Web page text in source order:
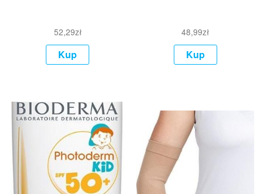
52,29zł
Kup
48,99zł
Kup